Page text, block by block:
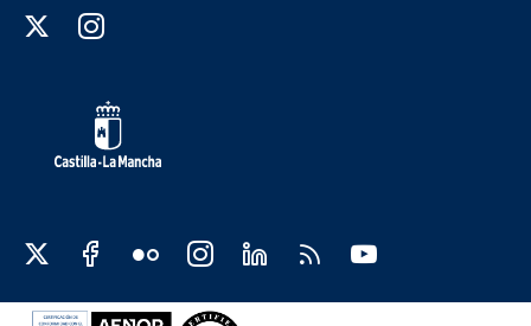
Redes sociales institución
Redes sociales JCCM